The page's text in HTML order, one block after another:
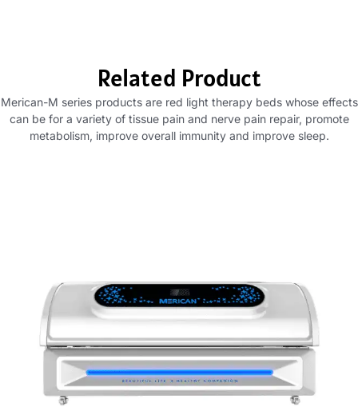
Related Product
Merican-M series products are red light therapy beds whose effects
can be for a variety of tissue pain and nerve pain repair, promote
metabolism, improve overall immunity and improve sleep.